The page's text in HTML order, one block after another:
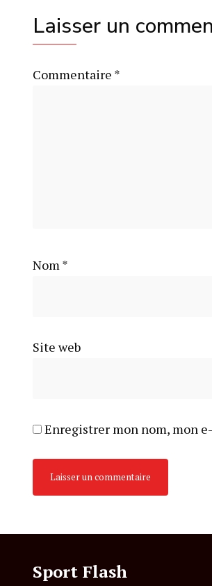
Laisser un
Commentaire *
Nom*
Site web
Enregistrer mon nom, mon
Sport Flash